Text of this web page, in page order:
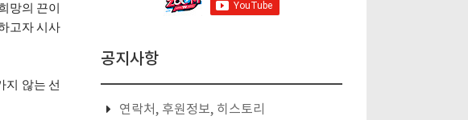
망의 끈이
고자 시사
지 않는 선
공지사항
연락처, 후원정보, 히스토리